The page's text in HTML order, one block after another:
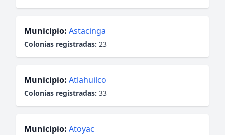
Municipio: Astacinga
Colonias registradas: 23
Municipio: Atlahuilco
Colonias registradas: 33
Municipio: Atoyac